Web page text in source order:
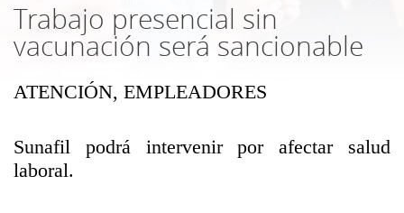
Trabajo presencial sin
vacunación será sancionable
ATENCIÓN, EMPLEADORES
Sunafil podrá intervenir por afectar salud
laboral.
Más Cursos